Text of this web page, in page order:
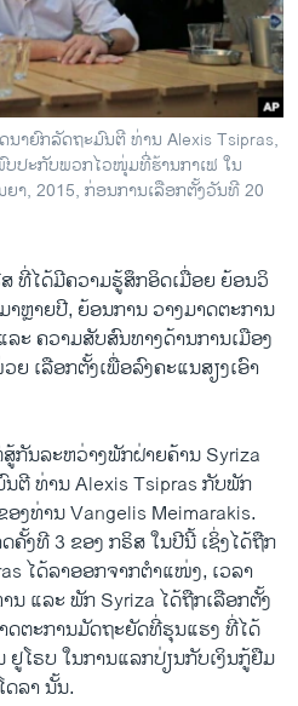
າຍົກລັດຖະມົນຕີ ທ່ານ Alexis Tsipras,
ປະກັບພວກໄວໜຸ່ມທີ່ຮ້ານກາເຟ ໃນ
າ, 2015, ກ່ອນການເລືອກຕັ້ງວັນທີ 20
ທີ່ໄດ້​ມີ​ຄວາມ​ຮູ້ສຶກ​ອິດ​ເມື່ອຍ ​ຍ້ອນວິ​
ຫຼາຍ​ປີ, ຍ້ອນການ ວາງ​ມາດ​ຕະການ​
ະ ຄວາມ​ສັບສົນ​ທາງ​ດ້ານ​ການ​ເມືອງ
ເລືອກ​ຕັ້ງ​ເພື່ອ​ລົງ​ຄະ​ແນ​ສຽງເອົາ​
ກັນ​ລະຫວ່າງ​ພັກ​ຝ່າ​ຍຄ້ານ Syriza
ຕີ ທ່ານ Alexis Tsipras ກັບ​ພັກ​
ທ່ານ Vangelis Meimarakis.
ຄັ້ງ​ທີ 3 ຂອງ ກຣິສ ​ໃນປີນີ້ ​ເຊິ່ງ​ໄດ້​ຖືກ​
ໄດ້​ລາ​ອອກ​ຈາກ​ຕຳ​ແໜ່​ງ, ​ເວລາ​
ນ ​ແລະ ພັກ Syriza ໄດ້ຖືກເລືອກຕັ້ງ
ຕະການມັດຖະຍັດທີ່ຮຸນແຮງ ທີ່ໄດ້
ໂຣບ ໃນການແລກປ່ຽນກັບເງິນກູ້ຢືມ
ລາ ນັ້ນ.